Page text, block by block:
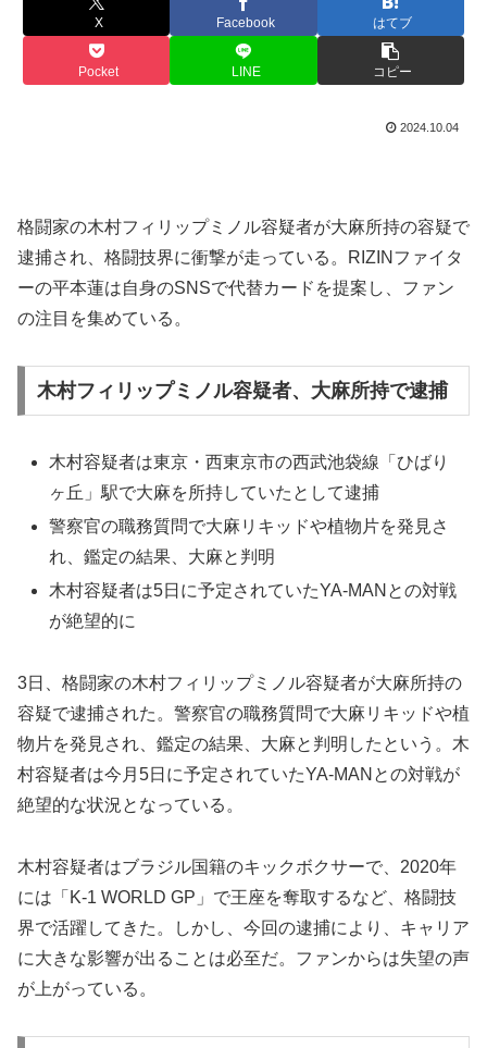
X Facebook はてブ
Pocket LINE コピー
2024.10.04
格闘家の木村フィリップミノル容疑者が大麻所持の容疑で
逮捕され、格闘技界に衝撃が走っている。RIZINファイタ
ーの平本蓮は自身のSNSで代替カードを提案し、ファン
の注目を集めている。
木村フィリップミノル容疑者、大麻所持で逮捕
木村容疑者は東京・西東京市の西武池袋線「ひばり
ヶ丘」駅で大麻を所持していたとして逮捕
警察官の職務質問で大麻リキッドや植物片を発見さ
れ、鑑定の結果、大麻と判明
木村容疑者は5日に予定されていたYA-MANとの対戦
が絶望的に
3日、格闘家の木村フィリップミノル容疑者が大麻所持の
容疑で逮捕された。警察官の職務質問で大麻リキッドや植
物片を発見され、鑑定の結果、大麻と判明したという。木
村容疑者は今月5日に予定されていたYA-MANとの対戦が
絶望的な状況となっている。
木村容疑者はブラジル国籍のキックボクサーで、2020年
には「K-1 WORLD GP」で王座を奪取するなど、格闘技
界で活躍してきた。しかし、今回の逮捕により、キャリア
に大きな影響が出ることは必至だ。ファンからは失望の声
が上がっている。